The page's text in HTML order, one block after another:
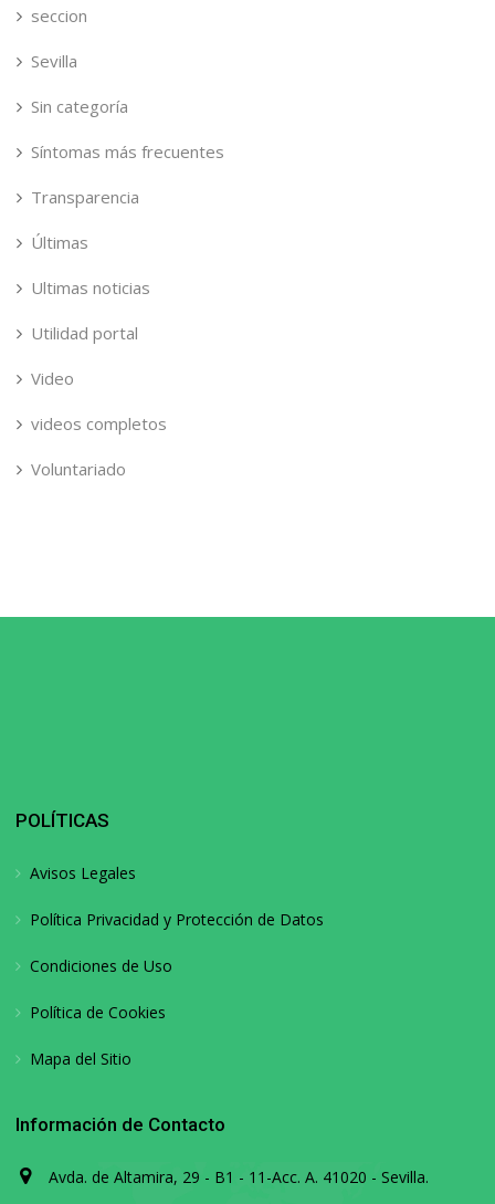
seccion
Sevilla
Sin categoría
Síntomas más frecuentes
Transparencia
Últimas
Ultimas noticias
Utilidad portal
Video
videos completos
Voluntariado
POLÍTICAS
Avisos Legales
Política Privacidad y Protección de Datos
Condiciones de Uso
Política de Cookies
Mapa del Sitio
Información de Contacto
Avda. de Altamira, 29 - B1 - 11-Acc. A. 41020 - Sevilla.